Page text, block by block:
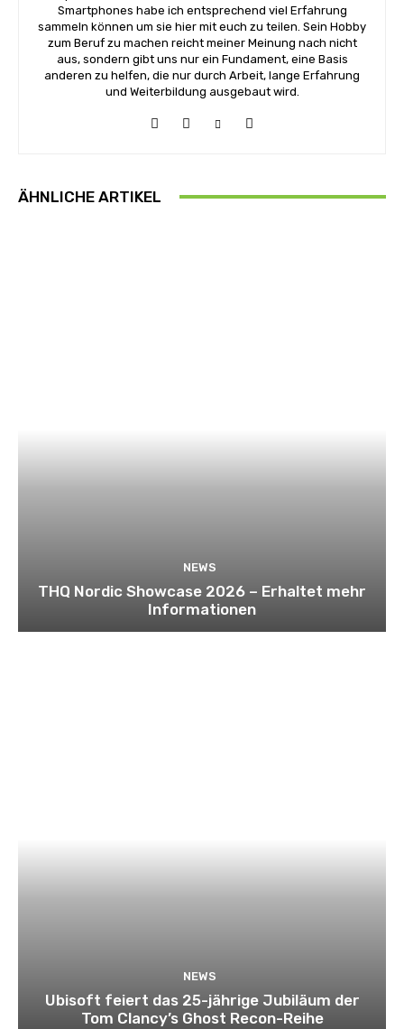
Smartphones habe ich entsprechend viel Erfahrung
sammeln können um sie hier mit euch zu teilen. Sein Hobby
zum Beruf zu machen reicht meiner Meinung nach nicht
aus, sondern gibt uns nur ein Fundament, eine Basis
anderen zu helfen, die nur durch Arbeit, lange Erfahrung
und Weiterbildung ausgebaut wird.
ÄHNLICHE ARTIKEL
NEWS
THQ Nordic Showcase 2026 – Erhaltet mehr
Informationen
NEWS
Ubisoft feiert das 25-jährige Jubiläum der
Tom Clancy’s Ghost Recon-Reihe